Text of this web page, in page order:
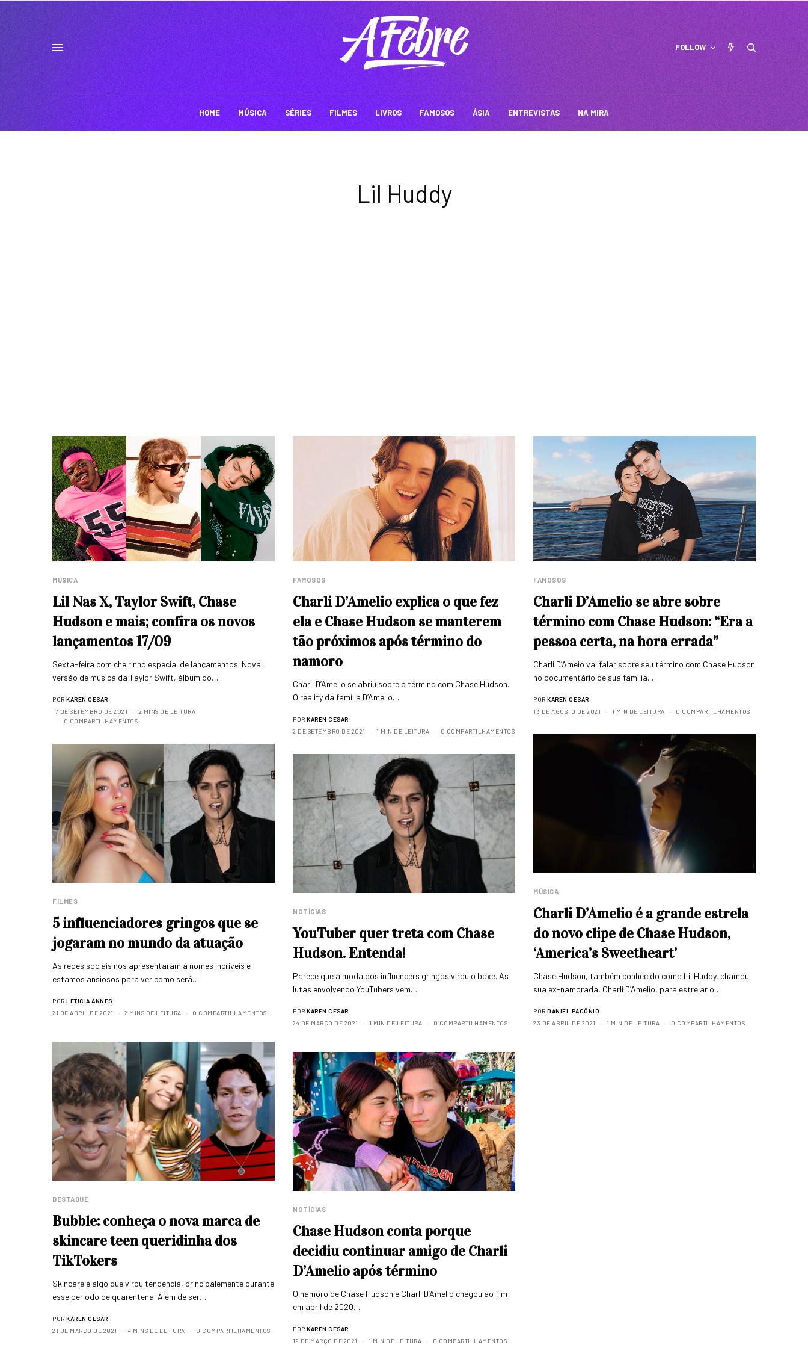
FOLLOW
HOME MÚSICA SÉRIES FILMES LIVROS FAMOSOS ÁSIA ENTREVISTAS NA MIRA
Lil Huddy
MÚSICA
Lil Nas X, Taylor Swift, Chase
Hudson e mais; confira os novos
lançamentos 17/09
Sexta-feira com cheirinho especial de lançamentos. Nova
versão de música da Taylor Swift, álbum do…
POR KAREN CESAR
17 DE SETEMBRO DE 2021
2 MINS DE LEITURA
0 COMPARTILHAMENTOS
FAMOSOS
Charli D’Amelio explica o que fez
ela e Chase Hudson se manterem
tão próximos após término do
namoro
Charli D’Amelio se abriu sobre o término com Chase Hudson.
O reality da família D’Amelio…
POR KAREN CESAR
2 DE SETEMBRO DE 2021
1 MIN DE LEITURA 0 COMPARTILHAMENTOS
FAMOSOS
Charli D’Amelio se abre sobre
término com Chase Hudson: “Era a
pessoa certa, na hora errada”
Charli D’Ameio vai falar sobre seu término com Chase Hudson
no documentário de sua família.…
POR KAREN CESAR
13 DE AGOSTO DE 2021
1 MIN DE LEITURA 0 COMPARTILHAMENTOS
MÚSICA
Charli D’Amelio é a grande estrela
do novo clipe de Chase Hudson,
‘America’s Sweetheart’
Chase Hudson, também conhecido como Lil Huddy, chamou
sua ex-namorada, Charli D’Amelio, para estrelar o…
POR DANIEL PACÔNIO
23 DE ABRIL DE 2021
1 MIN DE LEITURA 0 COMPARTILHAMENTOS
FILMES
5 influenciadores gringos que se
jogaram no mundo da atuação
As redes sociais nos apresentaram à nomes incríveis e
estamos ansiosos para ver como será…
POR LETICIA ANNES
21 DE ABRIL DE 2021
2 MINS DE LEITURA 0 COMPARTILHAMENTOS
NOTÍCIAS
YouTuber quer treta com Chase
Hudson. Entenda!
Parece que a moda dos influencers gringos virou o boxe. As
lutas envolvendo YouTubers vem…
POR KAREN CESAR
24 DE MARÇO DE 2021
1 MIN DE LEITURA 0 COMPARTILHAMENTOS
DESTAQUE
Bubble: conheça o nova marca de
skincare teen queridinha dos
TikTokers
Skincare é algo que virou tendencia, principalemente durante
esse periodo de quarentena. Além de ser…
POR KAREN CESAR
21 DE MARÇO DE 2021
4 MINS DE LEITURA 0 COMPARTILHAMENTOS
NOTÍCIAS
Chase Hudson conta porque
decidiu continuar amigo de Charli
D’Amelio após término
O namoro de Chase Hudson e Charli D’Amelio chegou ao fim
em abril de 2020…
POR KAREN CESAR
19 DE MARÇO DE 2021
1 MIN DE LEITURA 0 COMPARTILHAMENTOS